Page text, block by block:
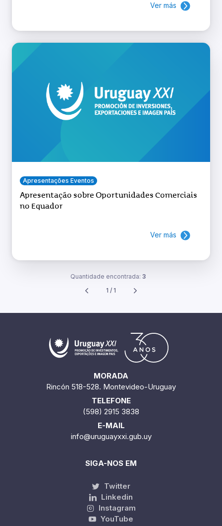
Ver más
Apresentações Eventos
Apresentação sobre Oportunidades Comerciais
no Equador
Ver más
Quantidade encontrada: 3
1 / 1
MORADA
Rincón 518-528. Montevideo-Uruguay
TELEFONE
(598) 2915 3838
E-MAIL
info@uruguayxxi.gub.uy
SIGA-NOS EM
Twitter
Linkedin
Instagram
YouTube